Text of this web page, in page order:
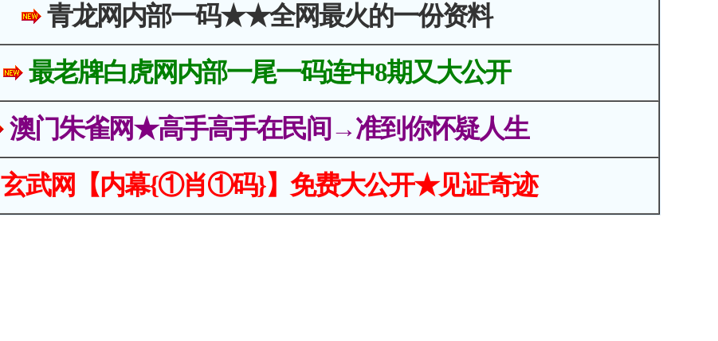
青龙网内部一码★★全网最火的一份资料
最老牌白虎网内部一尾一码连中8期又大公开
澳门朱雀网★高手高手在民间→准到你怀疑人生
玄武网【内幕{①肖①码}】免费大公开★见证奇迹